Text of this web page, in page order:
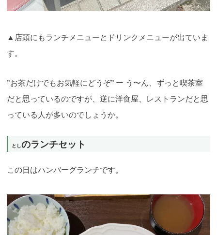
▲店頭にもランチメニューとドリンクメニューが出ていま
す。
”お茶だけでもお気軽にどうぞ” ー う〜ん、ずっと喫茶室
だと思っているのですが、逆に洋食屋、レストランだと思
っている人が多いのでしょうか。
としのランチセット
この日はハンバーグランチです。